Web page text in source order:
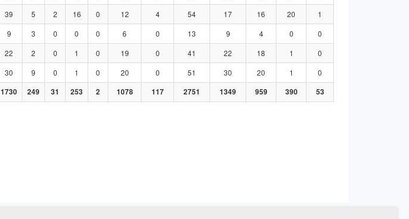
39 5 2 16 0 12 4 54 17 16 20
1
9 3 0 0 0 6 0 13 9 4 0
0
22 2 0 1 0 19 0 41 22 18 1
0
30 9 0 1 0 20 0 51 30 20 1
0
1730 249 31 253 2 1078 117 2751 1349 959 390 53